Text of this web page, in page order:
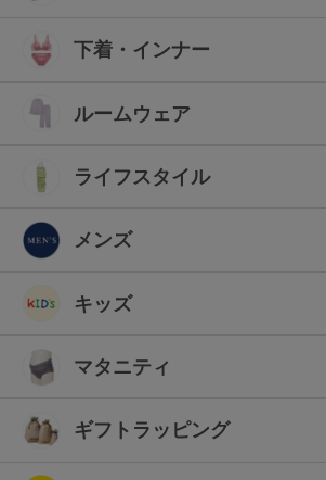
下着・インナー
ルームウェア
ライフスタイル
メンズ
キッズ
マタニティ
ギフトラッピング